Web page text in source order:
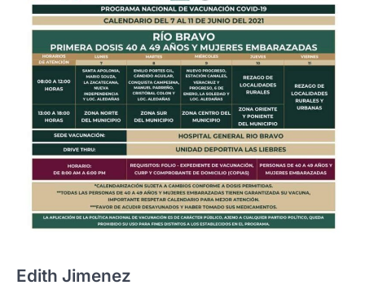
Edith Jimenez